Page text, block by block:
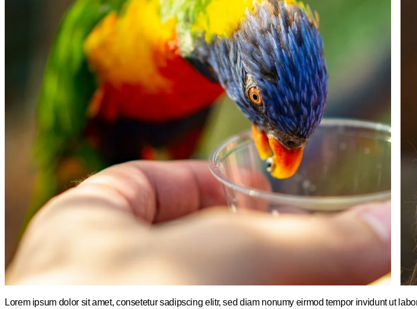
Lorem ipsum dolor sit amet, consetetur sadipscing elitr, sed diam nonumy eirmod tempor invidunt ut